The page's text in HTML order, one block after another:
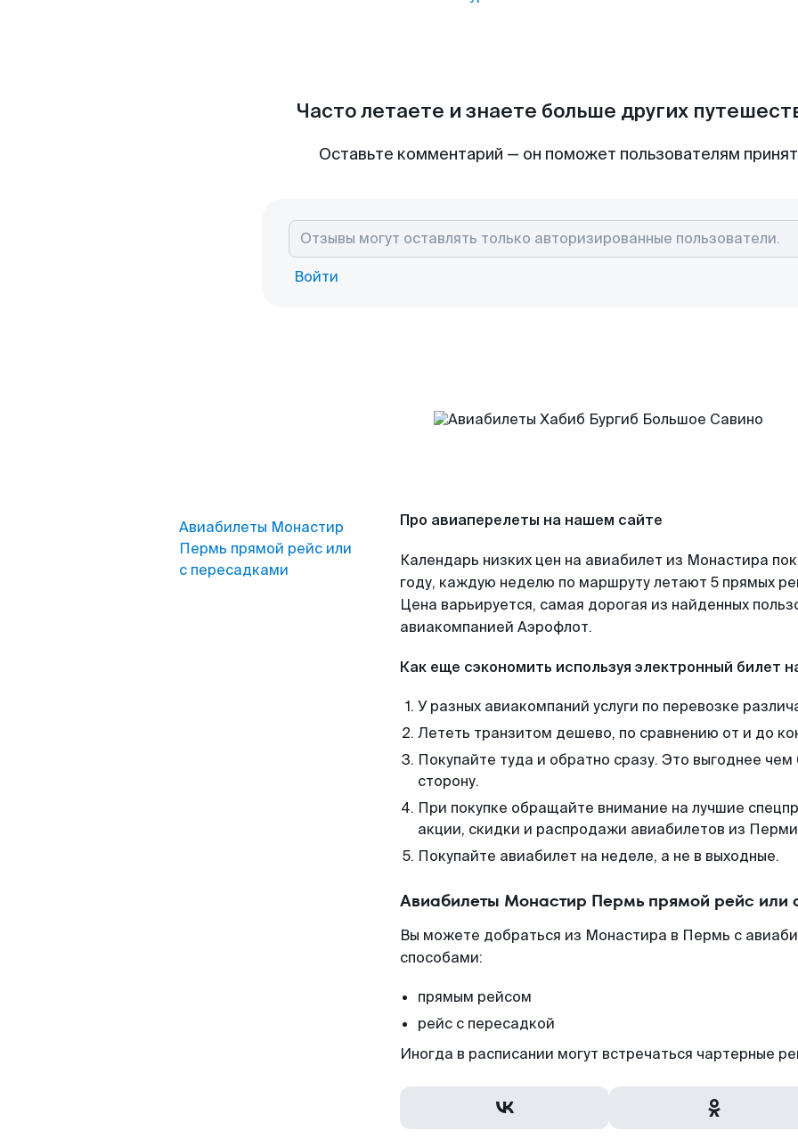
Часто летаете и знаете больше других
Оставьте комментарий — он поможет пользователям
Войти
Авиабилеты Монастир
Пермь прямой рейс или
с пересадками
Про авиаперелеты на нашем сайте
Календарь низких цен на авиабилет из Монастира
году, каждую неделю по маршруту летают 5 прямых
Цена варьируется, самая дорогая из найденных
авиакомпанией Аэрофлот.
Как еще сэкономить используя электронный билет
У разных авиакомпаний услуги по перевозке
Лететь транзитом дешево, по сравнению от и до
Покупайте туда и обратно сразу. Это выгоднее
сторону.
При покупке обращайте внимание на лучшие
акции, скидки и распродажи авиабилетов из
Покупайте авиабилет на неделе, а не в выходные.
Авиабилеты Монастир Пермь прямой рейс или
Вы можете добраться из Монастира в Пермь с
способами:
прямым рейсом
рейс с пересадкой
Иногда в расписании могут встречаться чартерные